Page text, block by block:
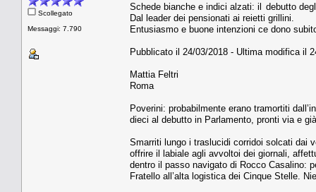
Scollegato
Messaggi: 7.790
Schede bianche e indici alzati: il debutto
Dal leader dei pensionati ai reietti grillini.
Entusiasmo e buone intenzioni ce dono
Pubblicato il 24/03/2018 - Ultima modifica il
Mattia Feltri
Roma
Poverini: probabilmente erano tramortiti
dieci al debutto in Parlamento, pronti via e
Smarriti lungo i traslucidi corridoi solcati dai
offrire il labiale agli avvoltoi dei giornali,
dentro il passo navigato di Rocco Casalino:
Fratello all’alta logistica dei Cinque Stelle.